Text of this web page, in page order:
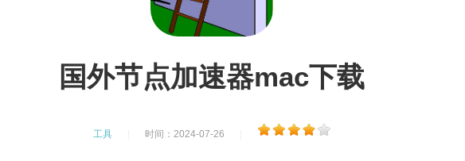
国外节点加速器mac下载
工具 时间：2024-07-26